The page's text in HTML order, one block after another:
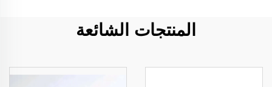
المنتجات الشائعة